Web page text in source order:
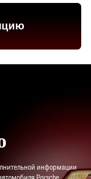
информации